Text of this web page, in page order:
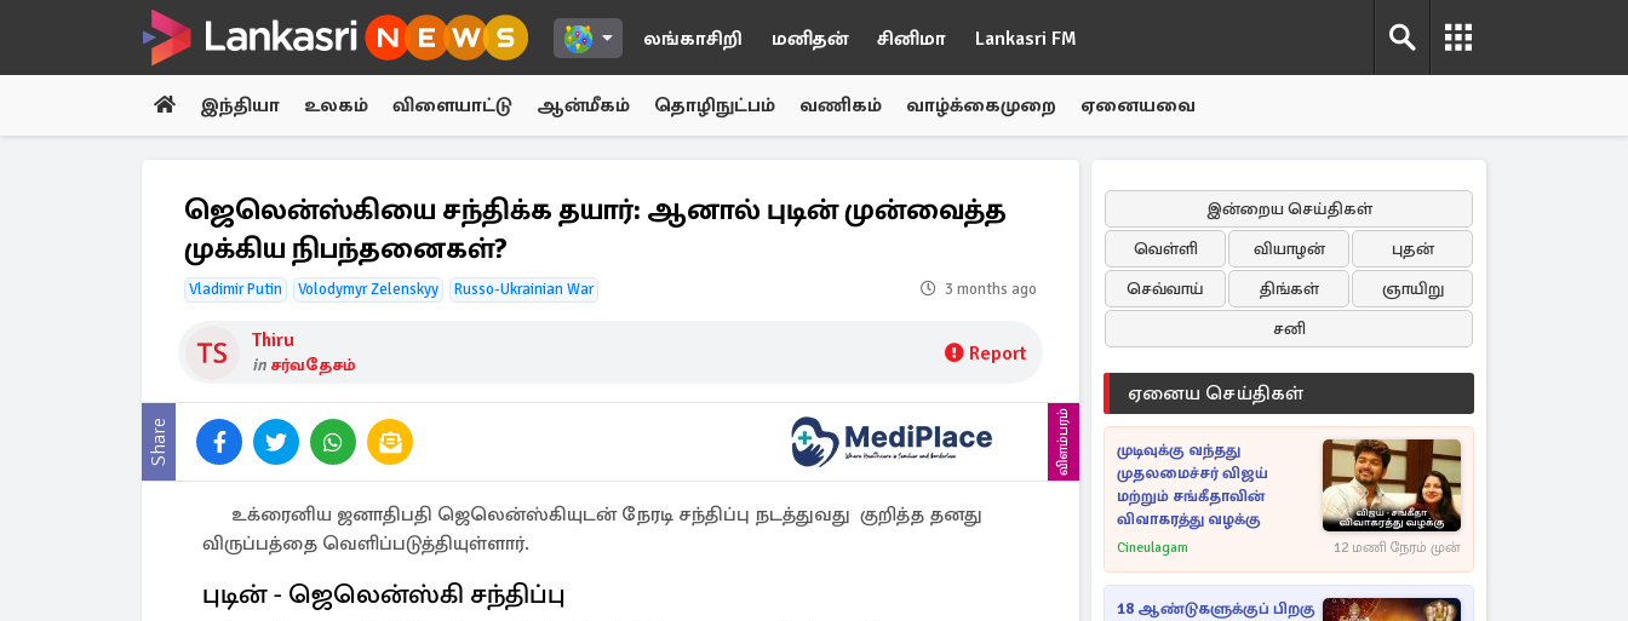
லங்காசிறி மனிதன் சினிமா Lankasri FM
இந்தியா உலகம் விளையாட்டு ஆன்மீகம் தொழிநுட்பம் வணிகம் வாழ்க்கைமுறை ஏனையவை
ஜெலென்ஸ்கியை சந்திக்க தயார்: ஆனால் புடின் முன்வைத்த
முக்கிய நிபந்தனைகள்?
Vladimir Putin Volodymyr Zelenskyy Russo-Ukrainian War 3 months ago
Thiru
in சர்வதேசம் Report
Share விளம்பரம்
உக்ரைனிய ஜனாதிபதி ஜெலென்ஸ்கியுடன் நேரடி சந்திப்பு நடத்துவது குறித்த தனது
விருப்பத்தை வெளிப்படுத்தியுள்ளார்.
புடின் - ஜெலென்ஸ்கி சந்திப்பு
இன்றைய செய்திகள்
வெள்ளி
வியாழன்
புதன்
செவ்வாய்
திங்கள்
ஞாயிறு
சனி
ஏனைய செய்திகள்
முடிவுக்கு வந்தது
முதலமைச்சர் விஜய்
மற்றும் சங்கீதாவின்
விவாகரத்து வழக்கு
Cineulagam 12 மணி நேரம் முன்
18 ஆண்டுகளுக்குப் பிறகு